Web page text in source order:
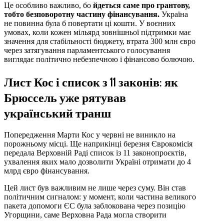
Це особливо важливо, бо йдеться саме про грантову,
тобто безповоротну частину фінансування. Україна
не повинна була б повертати ці кошти. У воєнних
умовах, коли кожен мільярд зовнішньої підтримки має
значення для стабільності бюджету, втрата 300 млн євро
через затягування парламентського голосування
виглядає політично небезпечною і фінансово болючою.
Лист Кос і список з 11 законів: як
Брюссель уже рятував
український транш
Попередження Марти Кос у червні не виникло на
порожньому місці. Ще наприкінці березня Єврокомісія
передала Верховній Раді список із 11 законопроєктів,
ухвалення яких мало дозволити Україні отримати до 4
млрд євро фінансування.
Цей лист був важливим не лише через суму. Він став
політичним сигналом: у момент, коли частина великого
пакета допомоги ЄС була заблокована через позицію
Угорщини, саме Верховна Рада могла створити